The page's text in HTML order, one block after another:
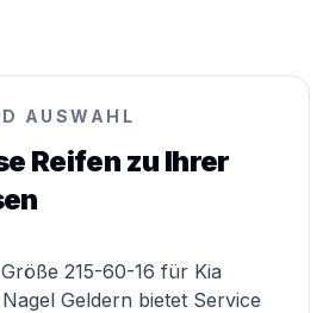
AUSWAHL
Reifen zu Ihrer
215-60-16 für Kia
Geldern bietet Service